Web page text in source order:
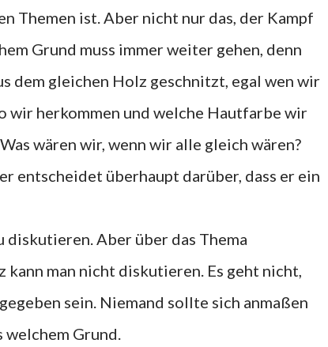
Themen ist. Aber nicht nur das, der Kampf
Grund muss immer weiter gehen, denn
dem gleichen Holz geschnitzt, egal wen wir
wir herkommen und welche Hautfarbe wir
wären wir, wenn wir alle gleich wären?
entscheidet überhaupt darüber, dass er ein
diskutieren. Aber über das Thema
man nicht diskutieren. Es geht nicht,
sein. Niemand sollte sich anmaßen
welchem Grund.